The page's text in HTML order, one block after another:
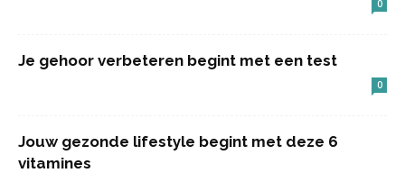
0
Je gehoor verbeteren begint met een test
0
Jouw gezonde lifestyle begint met deze 6
vitamines